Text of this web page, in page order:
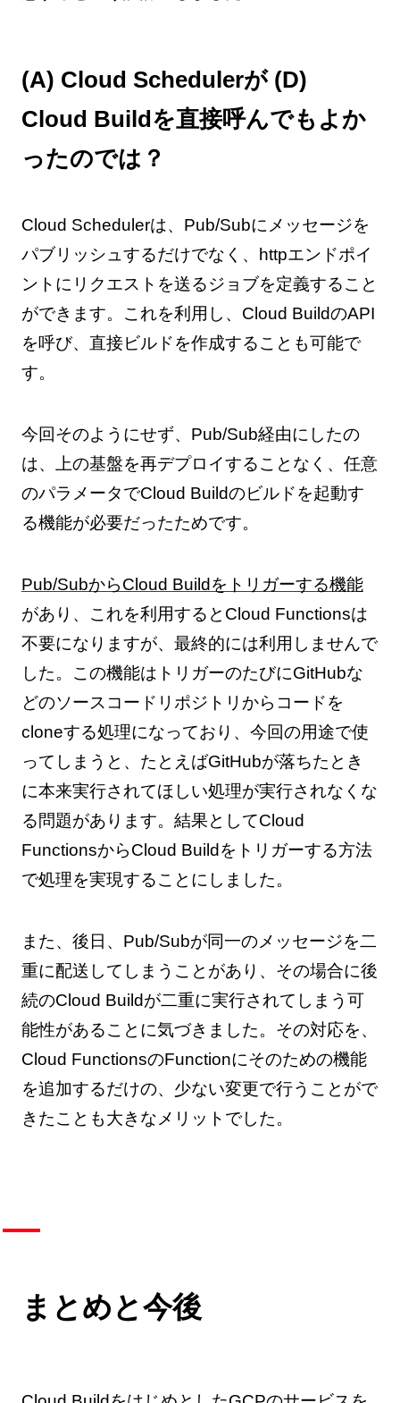
(A) Cloud Schedulerが (D)
Cloud Buildを直接呼んでもよか
ったのでは？
Cloud Schedulerは、Pub/Subにメッセージを
パブリッシュするだけでなく、httpエンドポイ
ントにリクエストを送るジョブを定義すること
ができます。これを利用し、Cloud BuildのAPI
を呼び、直接ビルドを作成することも可能で
す。
今回そのようにせず、Pub/Sub経由にしたの
は、上の基盤を再デプロイすることなく、任意
のパラメータでCloud Buildのビルドを起動す
る機能が必要だったためです。
Pub/SubからCloud Buildをトリガーする機能
があり、これを利用するとCloud Functionsは
不要になりますが、最終的には利用しませんで
した。この機能はトリガーのたびにGitHubな
どのソースコードリポジトリからコードを
cloneする処理になっており、今回の用途で使
ってしまうと、たとえばGitHubが落ちたとき
に本来実行されてほしい処理が実行されなくな
る問題があります。結果としてCloud
FunctionsからCloud Buildをトリガーする方法
で処理を実現することにしました。
また、後日、Pub/Subが同一のメッセージを二
重に配送してしまうことがあり、その場合に後
続のCloud Buildが二重に実行されてしまう可
能性があることに気づきました。その対応を、
Cloud FunctionsのFunctionにそのための機能
を追加するだけの、少ない変更で行うことがで
きたことも大きなメリットでした。
まとめと今後